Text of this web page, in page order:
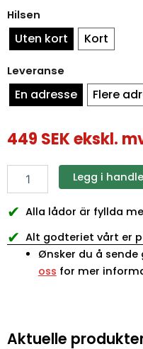
Hilsen
Uten kort Kort
Leveranse
En adresse Flere
449 SEKekskl.
Legg i
✔ Alla lådor är fyllda
✔ Alt godteriet vårt er
Ønsker du å
oss for mer
Aktuelle